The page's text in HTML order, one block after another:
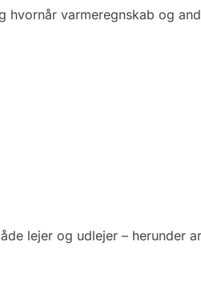
varmeregnskab og
lejer og udlejer – herunder